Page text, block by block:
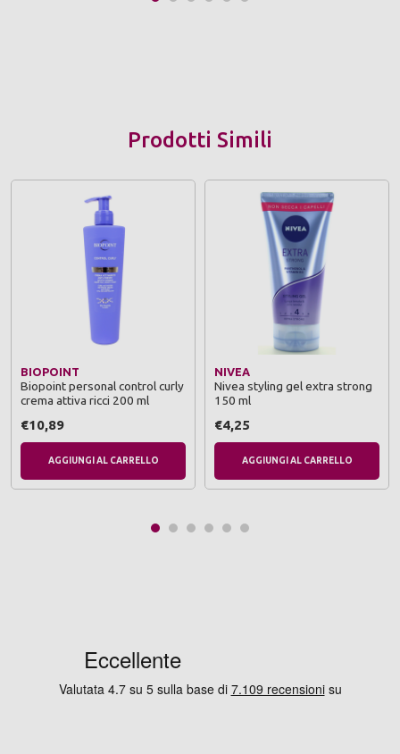
Prodotti Simili
BIOPOINT
Biopoint personal control curly
crema attiva ricci 200 ml
€10,89
AGGIUNGI AL CARRELLO
NIVEA
Nivea styling gel extra strong
150 ml
€4,25
AGGIUNGI AL CARRELLO